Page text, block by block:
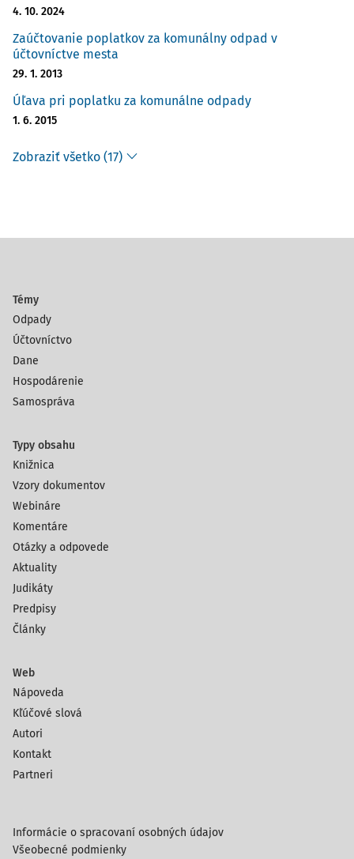
4. 10. 2024
Zaúčtovanie poplatkov za komunálny odpad v
účtovníctve mesta
29. 1. 2013
Úľava pri poplatku za komunálne odpady
1. 6. 2015
Zobraziť všetko (17)
Témy
Odpady
Účtovníctvo
Dane
Hospodárenie
Samospráva
Typy obsahu
Knižnica
Vzory dokumentov
Webináre
Komentáre
Otázky a odpovede
Aktuality
Judikáty
Predpisy
Články
Web
Nápoveda
Kľúčové slová
Autori
Kontakt
Partneri
Informácie o spracovaní osobných údajov
Všeobecné podmienky